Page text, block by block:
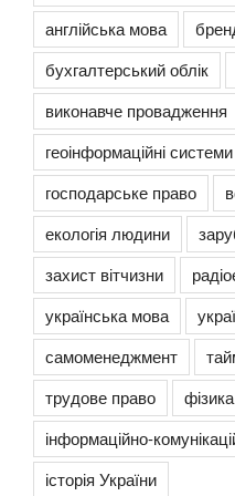
англійська мова
бухгалтерський облік
виконавче провадження
геоінформаційні системи
господарське право
екологія людини
захист вітчизни
українська мова
самоменеджмент
трудове право
фізика
інформаційно-
історія України